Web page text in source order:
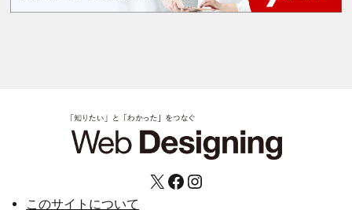
X Facebook Instagram
このサイトについて